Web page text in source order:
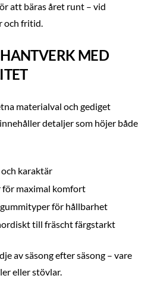
att bäras året runt – vid
och fritid.
MED
materialval och gediget
detaljer som höjer både
karaktär
för maximal komfort
för hållbarhet
till fräscht färgstarkt
av säsong efter säsong – vare
eller stövlar.